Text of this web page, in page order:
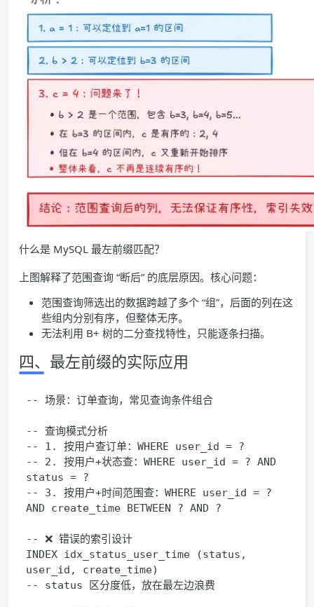
什么是 MySQL 最左前缀匹配？
上图解释了范围查询 “断后” 的底层原因。核心问题：
范围查询筛选出的数据跨越了多个 “组”，后面的列在这
些组内分别有序，但整体无序。
无法利用 B+ 树的二分查找特性，只能逐条扫描。
四、最左前缀的实际应用
-- 场景：订单查询，常见查询条件组合
-- 查询模式分析
-- 1. 按用户查订单：WHERE user_id = ?
-- 2. 按用户+状态查：WHERE user_id = ? AND
status = ?
-- 3. 按用户+时间范围查：WHERE user_id = ?
AND create_time BETWEEN ? AND ?
-- ❌ 错误的索引设计
INDEX idx_status_user_time (status ,
user_id , create_time)
-- status 区分度低，放在最左边浪费